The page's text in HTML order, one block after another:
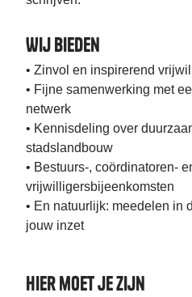
Wij bieden
• Zinvol en inspirerend
• Fijne samenwerking met
netwerk
• Kennisdeling over
stadslandbouw
• Bestuurs-, coördinatoren-
vrijwilligersbijeenkomsten
• En natuurlijk: meedelen in
jouw inzet
Hier moet je zijn